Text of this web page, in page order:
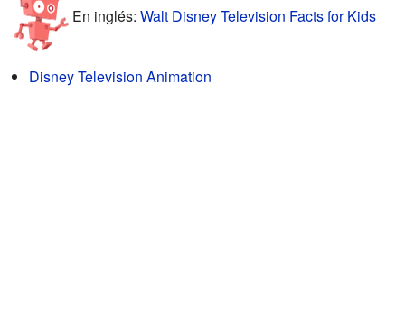
En inglés: Walt Disney Television Facts for Kids
Disney Television Animation